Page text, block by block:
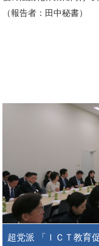
（報告者：田中秘書）
超党派 「ＩＣＴ教育